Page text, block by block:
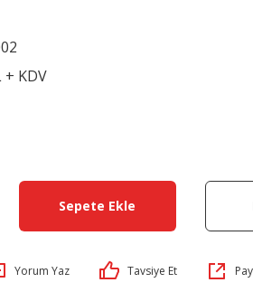
+ KDV
Sepete Ekle
Yorum Yaz Tavsiye Et